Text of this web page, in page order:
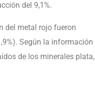
del 9,1%.
del metal rojo fueron
Según la información
de los minerales plata,